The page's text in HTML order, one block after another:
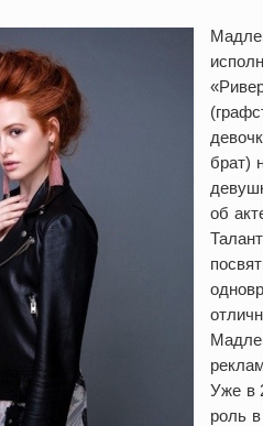
брат)
об
Уже в
роль